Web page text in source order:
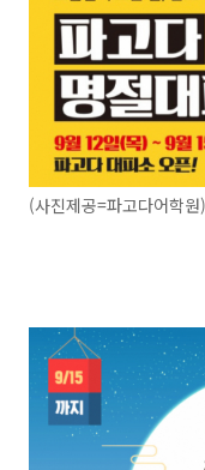
(사진제공=파고다어학원)